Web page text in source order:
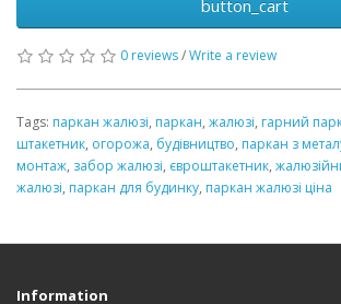
button_cart
0 reviews/Write a review
Tags: паркан жалюзі, паркан, жалюзі, гарний
штакетник, огорожа, будівництво, паркан з
монтаж, забор жалюзі, євроштакетник,
жалюзі, паркан для будинку, паркан жалюзі ціна
Information